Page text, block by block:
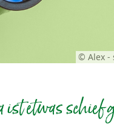
© Alex -
etwas schief